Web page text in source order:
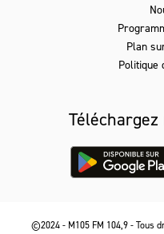
Plan
Politique
©2024 - M105 FM 104,9 - Tous